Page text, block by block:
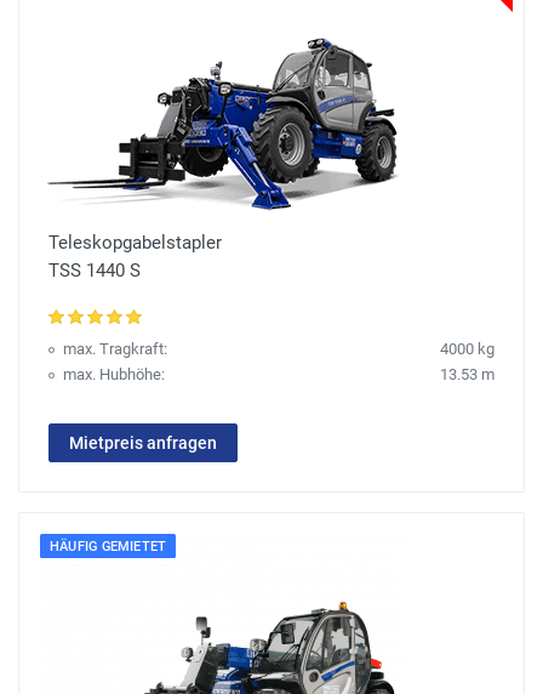
Teleskopgabelstapler
TSS 1440 S
max. Tragkraft:
4000 kg
max. Hubhöhe:
13.53 m
Mietpreis anfragen
HÄUFIG GEMIETET